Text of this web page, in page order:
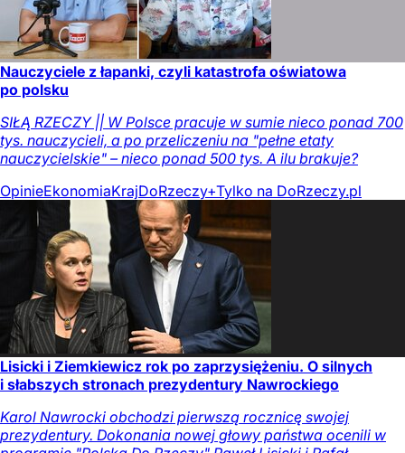
Nauczyciele z łapanki, czyli katastrofa oświatowa
po polsku
SIŁĄ RZECZY || W Polsce pracuje w sumie nieco ponad 700
tys. nauczycieli, a po przeliczeniu na "pełne etaty
nauczycielskie" – nieco ponad 500 tys. A ilu brakuje?
OpinieEkonomiaKrajDoRzeczy+Tylko na DoRzeczy.pl
Lisicki i Ziemkiewicz rok po zaprzysiężeniu. O silnych
i słabszych stronach prezydentury Nawrockiego
Karol Nawrocki obchodzi pierwszą rocznicę swojej
prezydentury. Dokonania nowej głowy państwa ocenili w